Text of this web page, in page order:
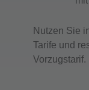
Nutzen Sie
Tarife und
Vorzugstarif.